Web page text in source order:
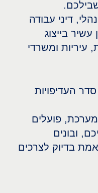
דיני עבודה
עשיר בייצוג
עיריות ומשרדי
העדיפויות
פועלים
ובונים
בדיוק לצרכים